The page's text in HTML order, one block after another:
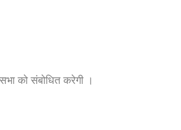
को संबोधित करेगी ।